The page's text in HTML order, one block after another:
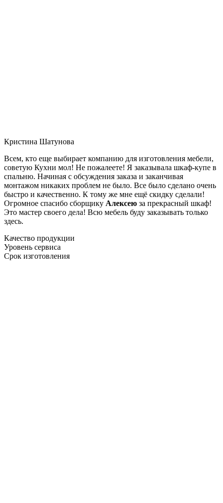
Кристина Шатунова
Всем, кто еще выбирает компанию для изготовления мебели,
советую Кухни мол! Не пожалеете! Я заказывала шкаф-купе в
спальню. Начиная с обсуждения заказа и заканчивая
монтажом никаких проблем не было. Все было сделано очень
быстро и качественно. К тому же мне ещё скидку сделали!
Огромное спасибо сборщику Алексею за прекрасный шкаф!
Это мастер своего дела! Всю мебель буду заказывать только
здесь.
Качество продукции
Уровень сервиса
Срок изготовления